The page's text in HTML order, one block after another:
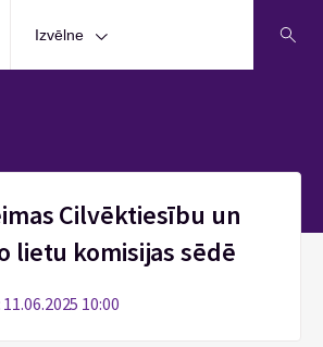
Izvēlne
Cilvēktiesību un
lietu komisijas sēdē
10:00